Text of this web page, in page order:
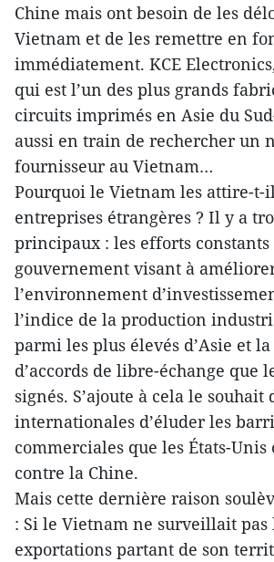
Chine mais ont besoin de les
Vietnam et de les remettre en
immédiatement. KCE
qui est l’un des plus grands
circuits imprimés en Asie du
aussi en train de rechercher un
fournisseur au Vietnam…
Pourquoi le Vietnam les attire-t-
entreprises étrangères ? Il y a
principaux : les efforts constants
gouvernement visant à
l’environnement
l’indice de la production
parmi les plus élevés d’Asie et
d’accords de libre-échange que
signés. S’ajoute à cela le souhait
internationales d’éluder les
commerciales que les États-
contre la Chine.
Mais cette dernière raison
: Si le Vietnam ne surveillait pas
exportations partant de son